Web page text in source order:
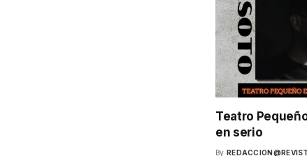
Teatro
en serio
By